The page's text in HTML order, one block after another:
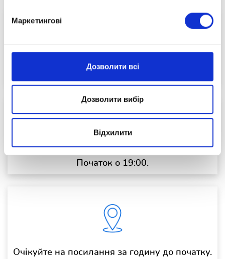
Маркетингові
Дозволити всі
Дозволити вибір
Відхилити
03.02.2026
Початок о 19:00.
Очікуйте на посилання за годину до початку.